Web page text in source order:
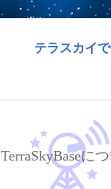
テラスカイで
TerraSkyBaseに